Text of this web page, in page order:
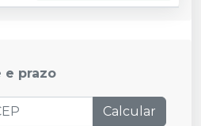
e prazo
Calcular